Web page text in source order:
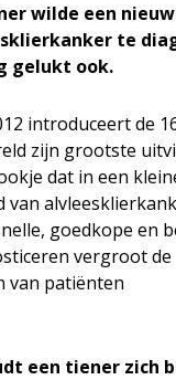
wilde een
te
gelukt ook.
introduceert de
zijn grootste
dat in een
van
goedkope en
vergroot de
van patiënten
een tiener zich